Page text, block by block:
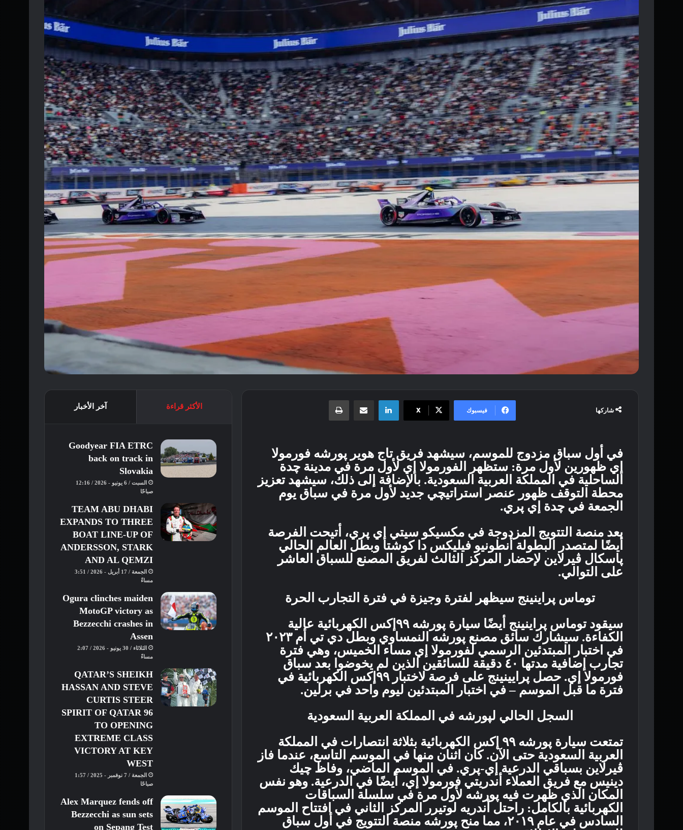
شاركها فيسبوك X
لينكدإن مشاركة عبر البريد طباعة
في أول سباق مزدوج للموسم، سيشهد فريق تاج هوير پورشه فورمولا
إي ظهورين لأول مرة: ستظهر الفورمولا إي لأول مرة في مدينة چدة
الساحلية في المملكة العربية السعودية. بالإضافة إلى ذلك، سيشهد تعزيز
محطة التوقف ظهور عنصر استراتيچي جديد لأول مرة في سباق يوم
الجمعة في چدة إي پري.
بعد منصة التتويج المزدوجة في مكسيكو سيتي إي پري، أتيحت الفرصة
أيضًا لمتصدر البطولة أنطونيو فيليكس دا كوشتا وبطل العالم الحالي
پاسكال ڤيرلاين لإحضار المركز الثالث لفريق المصنع للسباق العاشر
على التوالي.
توماس پراينينج سيظهر لفترة وجيزة في فترة التجارب الحرة
سيقود توماس پراينينج أيضًا سيارة پورشه ٩٩إكس الكهربائية عالية
الكفاءة. سيشارك سائق مصنع پورشه النمساوي وبطل دي تي أم ٢٠٢٣
في اختبار المبتدئين الرسمي لفورمولا إي مساء الخميس، وهي فترة
تجارب إضافية مدتها ٤٠ دقيقة للسائقين الذين لم يخوضوا بعد سباق
فورمولا إي. حصل پرايينينج على فرصة لاختبار ٩٩إكس الكهربائية في
فترة ما قبل الموسم – في اختبار المبتدئين ليوم واحد في برلين.
السجل الحالي لپورشه في المملكة العربية السعودية
تمتعت سيارة پورشه ٩٩ إكس الكهربائية بثلاثة انتصارات في المملكة
العربية السعودية حتى الآن. كان اثنان منها في الموسم التاسع، عندما فاز
ڤيرلاين بسباقي الدرعية إي-پري. في الموسم الماضي، وفاظ چيك
دينيس مع فريق العملاء أندريتي فورمولا إي، أيضًا في الدرعية. وهو نفس
المكان الذي ظهرت فيه پورشه لأول مرة في سلسلة السباقات
الكهربائية بالكامل: راحتل أندريه لوتيرر المركز الثاني في افتتاح الموسم
السادس في عام ٢٠١٩، مما منح پورشه منصة التتويج في أول سباق
الأكثر قراءة آخر الأخبار
Goodyear FIA ETRC
back on track in
Slovakia
السبت / 6 يونيو - 2026 / 12:16
صباحًا
TEAM ABU DHABI
EXPANDS TO THREE
BOAT LINE-UP OF
ANDERSSON, STARK
AND AL QEMZI
الجمعة / 17 أبريل - 2026 / 3:51
مساءً
Ogura clinches maiden
MotoGP victory as
Bezzecchi crashes in
Assen
الثلاثاء / 30 يونيو - 2026 / 2:07
مساءً
QATAR’S SHEIKH
HASSAN AND STEVE
CURTIS STEER
SPIRIT OF QATAR 96
TO OPENING
EXTREME CLASS
VICTORY AT KEY
WEST
الجمعة / 7 نوفمبر - 2025 / 1:57
صباحًا
Alex Marquez fends off
Bezzecchi as sun sets
on Sepang Test